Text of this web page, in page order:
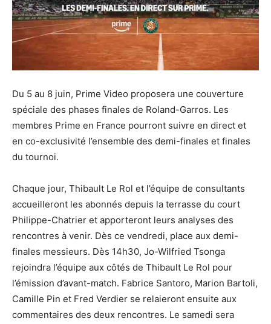
Du 5 au 8 juin, Prime Video proposera une couverture
spéciale des phases finales de Roland-Garros. Les
membres Prime en France pourront suivre en direct et
en co-exclusivité l’ensemble des demi-finales et finales
du tournoi.
Chaque jour, Thibault Le Rol et l’équipe de consultants
accueilleront les abonnés depuis la terrasse du court
Philippe-Chatrier et apporteront leurs analyses des
rencontres à venir. Dès ce vendredi, place aux demi-
finales messieurs. Dès 14h30, Jo-Wilfried Tsonga
rejoindra l’équipe aux côtés de Thibault Le Rol pour
l’émission d’avant-match. Fabrice Santoro, Marion Bartoli,
Camille Pin et Fred Verdier se relaieront ensuite aux
commentaires des deux rencontres. Le samedi sera